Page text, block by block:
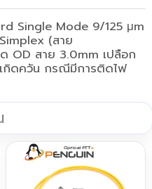
Single Mode 9/125 μm
(สาย
ด OD สาย 3.0mm เปลือก
กิดควัน กรณีมีการติดไฟ